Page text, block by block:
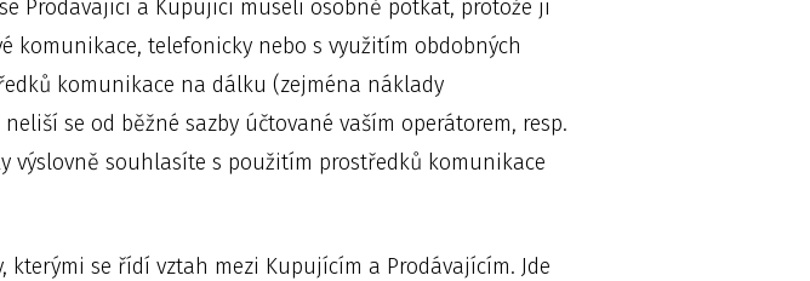
Prodávající a Kupující museli osobně potkat, protože ji
komunikace, telefonicky nebo s využitím obdobných
komunikace na dálku (zejména náklady
se od běžné sazby účtované vaším operátorem, resp.
souhlasíte s použitím prostředků komunikace
kterými se řídí vztah mezi Kupujícím a Prodávajícím. Jde